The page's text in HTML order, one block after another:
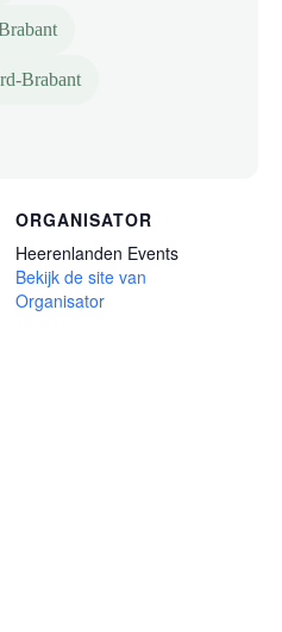
Brabant
ORGANISATOR
Heerenlanden Events
Bekijk de site van
Organisator